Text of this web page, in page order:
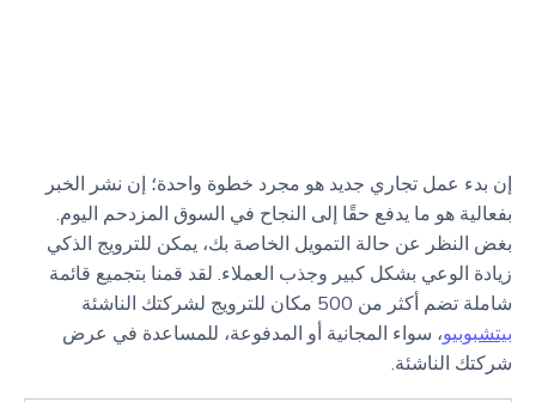
إن بدء عمل تجاري جديد هو مجرد خطوة واحدة؛ إن نشر الخبر
بفعالية هو ما يدفع حقًا إلى النجاح في السوق المزدحم اليوم.
بغض النظر عن حالة التمويل الخاصة بك، يمكن للترويج الذكي
زيادة الوعي بشكل كبير وجذب العملاء. لقد قمنا بتجميع قائمة
شاملة تضم أكثر من 500 مكان للترويج لشركتك الناشئة
بيتشبوبيو، سواء المجانية أو المدفوعة، للمساعدة في عرض
شركتك الناشئة.